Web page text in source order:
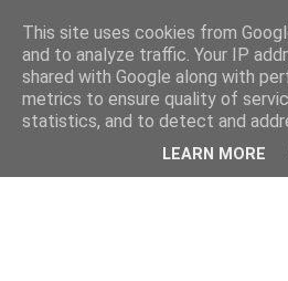
This site uses cookies from
and to analyze traffic. Your IP
shared with Google along with
metrics to ensure quality of
statistics, and to detect and
LEARN MORE